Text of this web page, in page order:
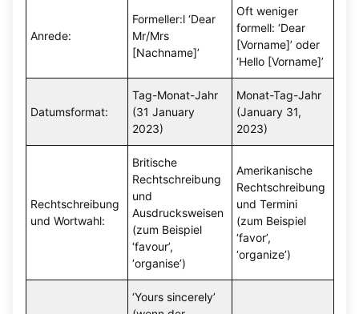
Anrede:
Formeller:l ‘Dear
Mr/Mrs
[Nachname]’
Oft weniger
formell: ‘Dear
[Vorname]’ oder
‘Hello [Vorname]’
Datumsformat:
Tag-Monat-Jahr
(31 January
2023)
Monat-Tag-Jahr
(January 31,
2023)
Rechtschreibung
und Wortwahl:
Britische
Rechtschreibung
und
Ausdrucksweisen
(zum Beispiel
‘favour’,
‘organise’)
Amerikanische
Rechtschreibung
und Termini
(zum Beispiel
‘favor’,
‘organize’)
‘Yours sincerely’